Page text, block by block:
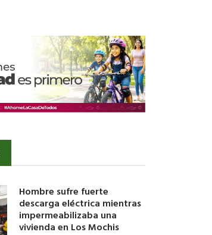
Hombre sufre fuerte
descarga eléctrica mientras
impermeabilizaba una
vivienda en Los Mochis